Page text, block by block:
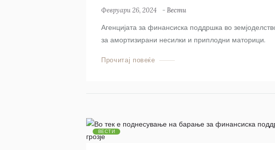
Февруари 26, 2024 -Вести
Агенцијата за финансиска поддршка во
за амортизирани несилки и приплодни маторици.
Прочитај повеќе
ВЕСТИ